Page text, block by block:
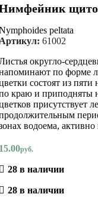
peltata
61002
округло-
по форме
состоят из
краю и приподняты
присутствует
водоема, активно
руб.
28 в наличии
28 в наличии